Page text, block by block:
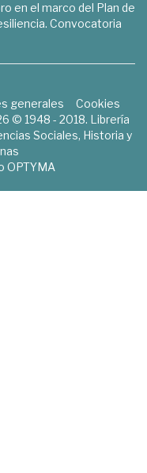
en el marco del Plan de
Convocatoria
generales
Cookies
© 1948 - 2018. Librería
Sociales, Historia y
OPTYMA